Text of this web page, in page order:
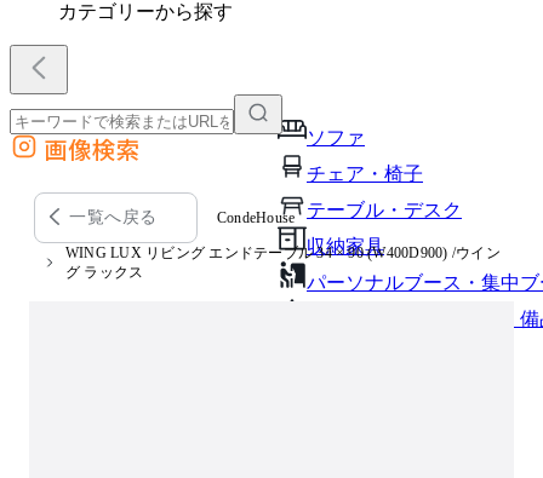
カテゴリーから探す
ソファ
チェア・椅子
テーブル・デスク
収納家具
パーソナルブース・集中
オフィスアクセサリー・
外部サイトの商品をカートに追加
他のサイトで見つけた商品ページのURLを貼り付けて、カートに追加できます
画像検索
一覧へ戻る CondeHouse
WING LUX リビング エンドテーブル 34 × 90 (W400D900) /ウイン
グ ラックス